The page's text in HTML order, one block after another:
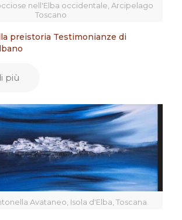
nell'Elba occidentale, Arcipelago
Toscano
preistoria Testimonianze di
più
Avataneo, Isola d'Elba, Toscana